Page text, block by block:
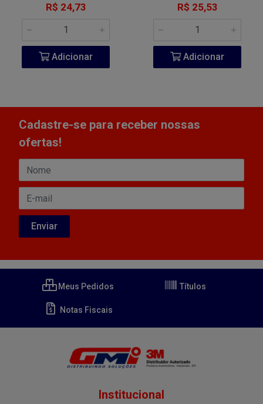
R$ 24,73
Adicionar
R$ 25,53
Adicionar
Cadastre-se para receber nossas
ofertas!
Meus Pedidos Títulos
Notas Fiscais
Institucional